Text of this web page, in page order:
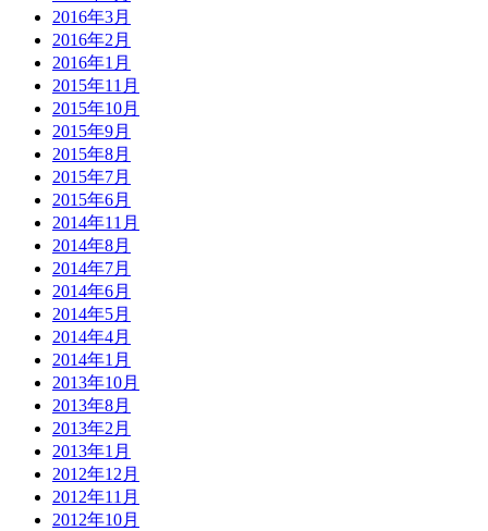
2016年3月
2016年2月
2016年1月
2015年11月
2015年10月
2015年9月
2015年8月
2015年7月
2015年6月
2014年11月
2014年8月
2014年7月
2014年6月
2014年5月
2014年4月
2014年1月
2013年10月
2013年8月
2013年2月
2013年1月
2012年12月
2012年11月
2012年10月